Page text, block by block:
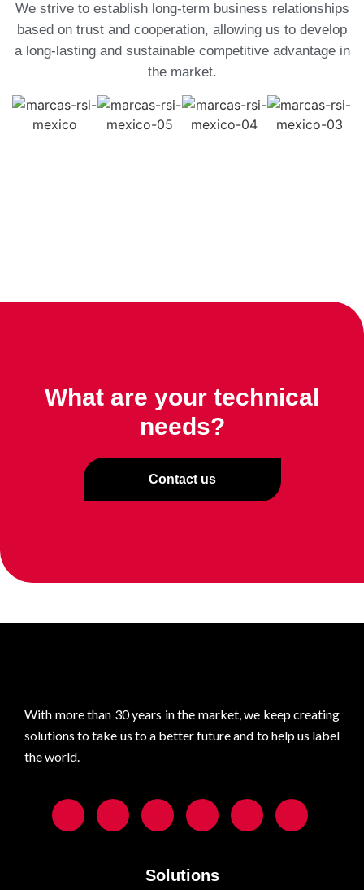
We strive to establish long-term business relationships
based on trust and cooperation, allowing us to develop
a long-lasting and sustainable competitive advantage in
the market.
What are your technical
needs?
Contact us
With more than 30 years in the market, we keep creating
solutions to take us to a better future and to help us label
the world.
Solutions